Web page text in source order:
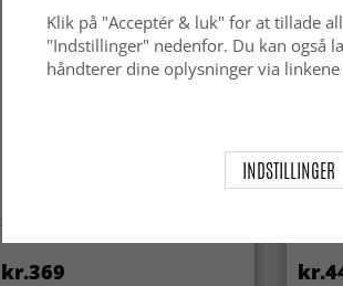
Soft Fur (beige)
kr.369
Klik på "Acceptér & luk" for at tillade
"Indstillinger" nedenfor. Du kan også
håndterer dine oplysninger via
INDSTILLINGER